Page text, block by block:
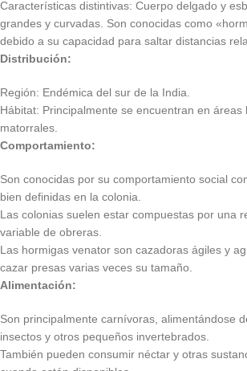
Características distintivas: Cuerpo delgado y
grandes y curvadas. Son conocidas como
debido a su capacidad para saltar distancias
Distribución:
Región: Endémica del sur de la India.
Hábitat: Principalmente se encuentran en áreas
matorrales.
Comportamiento:
Son conocidas por su comportamiento social
bien definidas en la colonia.
Las colonias suelen estar compuestas por una
variable de obreras.
Las hormigas venator son cazadoras ágiles y
cazar presas varias veces su tamaño.
Alimentación:
Son principalmente carnívoras, alimentándose
insectos y otros pequeños invertebrados.
También pueden consumir néctar y otras